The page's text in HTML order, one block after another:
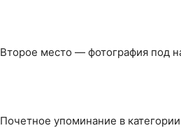
Второе место — фотография под
Почетное упоминание в